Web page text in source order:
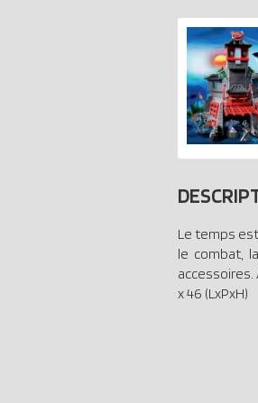
Le temps
le combat,
accessoires.
x 46 (LxPxH)